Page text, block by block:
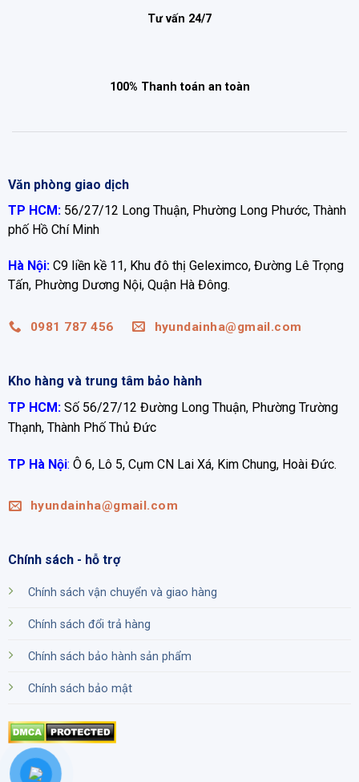
Tư vấn 24/7
100% Thanh toán an toàn
Văn phòng giao dịch
TP HCM: 56/27/12 Long Thuận, Phường Long Phước, Thành
phố Hồ Chí Minh
Hà Nội:C9 liền kề 11, Khu đô thị Geleximco, Đường Lê Trọng
Tấn, Phường Dương Nội, Quận Hà Đông.
0981 787 456 hyundainha@gmail.com
Kho hàng và trung tâm bảo hành
TP HCM: Số 56/27/12 Đường Long Thuận, Phường Trường
Thạnh, Thành Phố Thủ Đức
TP Hà Nội: Ô 6, Lô 5, Cụm CN Lai Xá, Kim Chung, Hoài Đức.
hyundainha@gmail.com
Chính sách - hỗ trợ
Chính sách vận chuyển và giao hàng
Chính sách đổi trả hàng
Chính sách bảo hành sản phẩm
Chính sách bảo mật